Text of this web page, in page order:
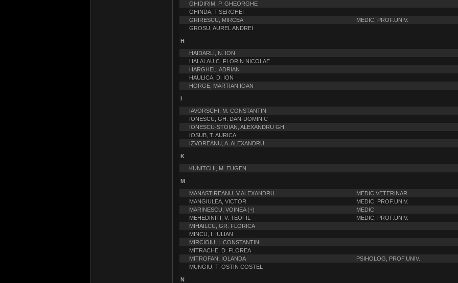
GHIDIRIM, P. GHEORGHE
GHINDA, T.SERGHEI
GRIRESCU, MIRCEA
MEDIC, PROF.UNIV.
GROSU, AUREL ANDREI
H
HAIDARLI, N. ION
HALALAU C. FLORIN NICOLAE
HARGHEL, ADRIAN
HAULICA, D. ION
HORGE, MARTIAN IOAN
I
IAVORSCHI, M. CONSTANTIN
IONESCU, GH. DAN-DOMINIC
IONESCU-STOIAN, ALEXANDRU GH.
IOSUB, T. AURICA
IZVOREANU, A. ALEXANDRU
K
KUNITCHI, M. EUGEN
M
MANASTIREANU, V.ALEXANDRU
MEDIC VETERINAR
MANGIULEA, VICTOR
MEDIC, PROF.UNIV.
MARINESCU, VOINEA (+)
MEDIC
MEHEDINITI, V. TEOFIL
MEDIC, PROF.UNIV.
MIHAILCU, GR. FLORICA
MINCU, I. IULIAN
MIRCIOIU, I. CONSTANTIN
MITRACHE, D. FLOREA
MITROFAN, IOLANDA
PSIHOLOG, PROF.UNIV.
MUNGIU, T. OSTIN COSTEL
N